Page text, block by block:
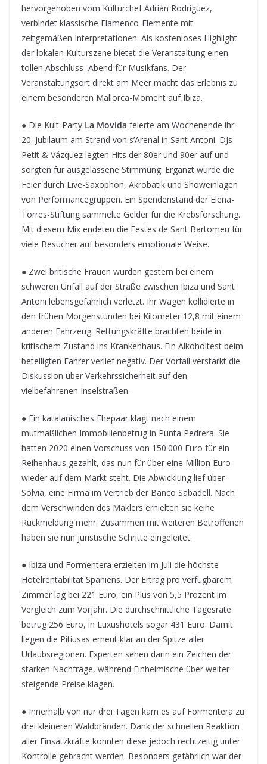
hervorgehoben vom Kulturchef Adrián Rodríguez,
verbindet klassische Flamenco-Elemente mit
zeitgemäßen Interpretationen. Als kostenloses Highlight
der lokalen Kulturszene bietet die Veranstaltung einen
tollen Abschluss–Abend für Musikfans. Der
Veranstaltungsort direkt am Meer macht das Erlebnis zu
einem besonderen Mallorca-Moment auf Ibiza.
● Die Kult-Party La Movida feierte am Wochenende ihr
20. Jubiläum am Strand von s’Arenal in Sant Antoni. DJs
Petit & Vázquez legten Hits der 80er und 90er auf und
sorgten für ausgelassene Stimmung. Ergänzt wurde die
Feier durch Live-Saxophon, Akrobatik und Showeinlagen
von Performancegruppen. Ein Spendenstand der Elena-
Torres-Stiftung sammelte Gelder für die Krebsforschung.
Mit diesem Mix endeten die Festes de Sant Bartomeu für
viele Besucher auf besonders emotionale Weise.
● Zwei britische Frauen wurden gestern bei einem
schweren Unfall auf der Straße zwischen Ibiza und Sant
Antoni lebensgefährlich verletzt. Ihr Wagen kollidierte in
den frühen Morgenstunden bei Kilometer 12,8 mit einem
anderen Fahrzeug. Rettungskräfte brachten beide in
kritischem Zustand ins Krankenhaus. Ein Alkoholtest beim
beteiligten Fahrer verlief negativ. Der Vorfall verstärkt die
Diskussion über Verkehrssicherheit auf den
vielbefahrenen Inselstraßen.
● Ein katalanisches Ehepaar klagt nach einem
mutmaßlichen Immobilienbetrug in Punta Pedrera. Sie
hatten 2020 einen Vorschuss von 150.000 Euro für ein
Reihenhaus gezahlt, das nun für über eine Million Euro
wieder auf dem Markt steht. Die Abwicklung lief über
Solvia, eine Firma im Vertrieb der Banco Sabadell. Nach
dem Verschwinden des Maklers erhielten sie keine
Rückmeldung mehr. Zusammen mit weiteren Betroffenen
haben sie nun juristische Schritte eingeleitet.
● Ibiza und Formentera erzielten im Juli die höchste
Hotelrentabilität Spaniens. Der Ertrag pro verfügbarem
Zimmer lag bei 221 Euro, ein Plus von 5,5 Prozent im
Vergleich zum Vorjahr. Die durchschnittliche Tagesrate
betrug 256 Euro, in Luxushotels sogar 431 Euro. Damit
liegen die Pitiusas erneut klar an der Spitze aller
Urlaubsregionen. Experten sehen darin ein Zeichen der
starken Nachfrage, während Einheimische über weiter
steigende Preise klagen.
● Innerhalb von nur drei Tagen kam es auf Formentera zu
drei kleineren Waldbränden. Dank der schnellen Reaktion
aller Einsatzkräfte konnten diese jedoch rechtzeitig unter
Kontrolle gebracht werden. Besonders gefährlich war der